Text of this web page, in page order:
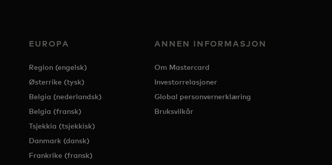
EUROPA
Region (engelsk)
Østerrike (tysk)
Belgia (nederlandsk)
Belgia (fransk)
Tsjekkia (tsjekkisk)
Danmark (dansk)
Frankrike (fransk)
ANNEN INFORMASJON
Om Mastercard
Investorrelasjoner
Global personvernerklæring
Bruksvilkår